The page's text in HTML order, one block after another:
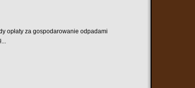
opłaty za gospodarowanie odpadami